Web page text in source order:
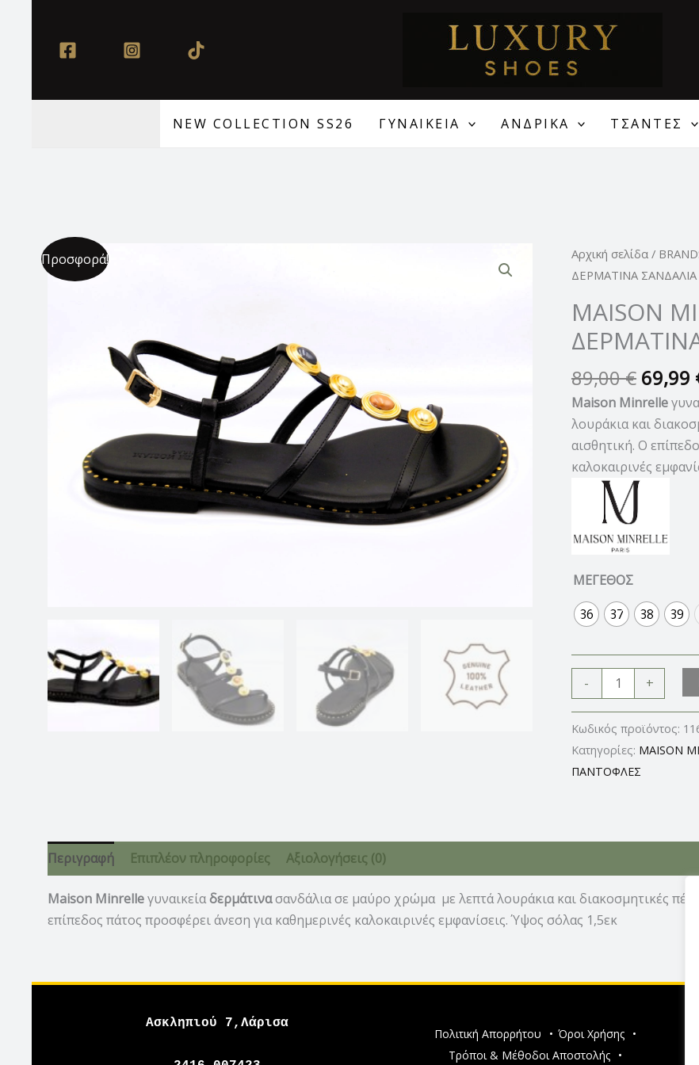
περιεχόμενο
NEW COLLECTION SS26 ΓΥΝΑΙΚΕΙΑ ΑΝΔΡΙΚΑ ΤΣΑΝΤΕΣ
Προσφορά! Αρχική σελίδα/
ΔΕΡΜΑΤΙΝΑ ΣΑΝΔΑΛΙΑ
MAISON
89,00€
price
89,00
69,99
Maison Minrelle
λουράκια και
αισθητική. Ο
καλοκαιρινές
ΜΕΓΕΘΟΣ
36
37 38 39
-
MAISON
MINRELLE
ΔΕΡΜΑΤΙΝΑ
ΣΑΝΔΑΛΙΑ
+
Κωδικός προϊόντος:
Κατηγορίες: MAISON
ΠΑΝΤΟΦΛΕΣ
Περιγραφή Επιπλέον πληροφορίες Αξιολογήσεις (0)
Maison Minrelleγυναικείαδερμάτινασανδάλια σε μαύρο χρώμα με λεπτά λουράκια και διακοσμητικές
επίπεδος πάτος προσφέρει άνεση για καθημερινές καλοκαιρινές εμφανίσεις. Ύψος σόλας 1,5εκ
Ασκληπιού 7,Λάρισα
Πολιτική Απορρήτου • Όροι Χρήσης
•
Τρόποι & Μέθοδοι Αποστολής
•